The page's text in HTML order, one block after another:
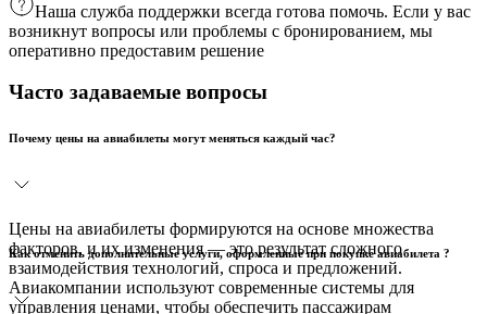
Наша служба поддержки всегда готова помочь. Если у вас
возникнут вопросы или проблемы с бронированием, мы
оперативно предоставим решение
Часто задаваемые вопросы
Почему цены на авиабилеты могут меняться каждый час?
Цены на авиабилеты формируются на основе множества
факторов, и их изменения — это результат сложного
взаимодействия технологий, спроса и предложений.
Авиакомпании используют современные системы для
управления ценами, чтобы обеспечить пассажирам
Как отменить дополнительные услуги, оформленные при покупке авиабилета ?